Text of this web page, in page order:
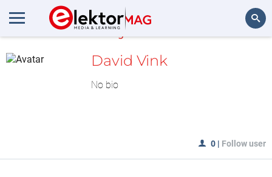
MijnLAB
David Vink
No bio
0 | Follow user